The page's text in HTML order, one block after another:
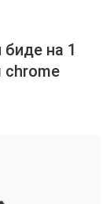
на 1
chrome